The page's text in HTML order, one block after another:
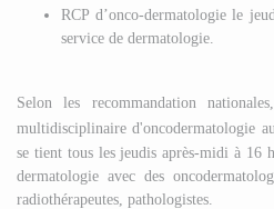
RCP d’onco-dermatologie le
service de dermatologie.
Selon les recommandation
multidisciplinaire d'oncodermatologie
se tient tous les jeudis après-midi à 16
dermatologie avec des
radiothérapeutes, pathologistes.